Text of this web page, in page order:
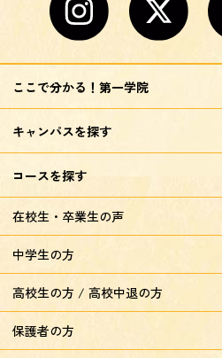
ここで分かる！第一学院
キャンパスを探す
コースを探す
在校生・卒業生の声
中学生の方
高校生の方 / 高校中退の方
保護者の方